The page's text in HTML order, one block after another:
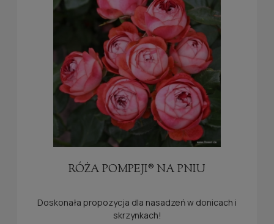
RÓŻA POMPEJI® NA PNIU
Doskonała propozycja dla nasadzeń w donicach i
skrzynkach!